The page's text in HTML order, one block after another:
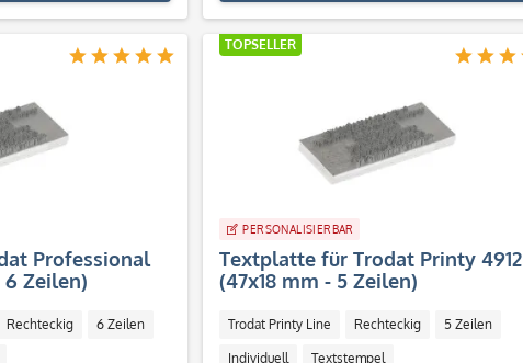
Professional
6 Zeilen)
Rechteckig 6 Zeilen
TOPSELLER
PERSONALISIERBAR
Textplatte für Trodat Printy 4912
(47x18 mm - 5 Zeilen)
Trodat Printy Line Rechteckig 5 Zeilen
Individuell Textstempel